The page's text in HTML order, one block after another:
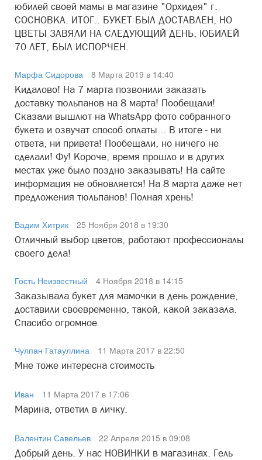
юбилей своей мамы в магазине "Орхидея" г.
СОСНОВКА. ИТОГ.. БУКЕТ БЫЛ ДОСТАВЛЕН, НО
ЦВЕТЫ ЗАВЯЛИ НА СЛЕДУЮЩИЙ ДЕНЬ, ЮБИЛЕЙ
70 ЛЕТ, БЫЛ ИСПОРЧЕН.
Марфа Сидорова
8 Марта 2019 в 14:40
Кидалово! На 7 марта позвонили заказать
доставку тюльпанов на 8 марта! Пообещали!
Сказали вышлют на WhatsApp фото собранного
букета и озвучат способ оплаты... В итоге - ни
ответа, ни привета! Пообещали, но ничего не
сделали! Фу! Короче, время прошло и в других
местах уже было поздно заказывать! На сайте
информация не обновляется! На 8 марта даже нет
предложения тюльпанов! Полная хрень!
Вадим Хитрик
25 Ноября 2018 в 19:30
Отличный выбор цветов, работают профессионалы
своего дела!
Гость Неизвестный
4 Ноября 2018 в 14:15
Заказывала букет для мамочки в день рождение,
доставили своевременно, такой, какой заказала.
Спасибо огромное
Чулпан Гатауллина
11 Марта 2017 в 22:50
Мне тоже интересна стоимость
Иван
11 Марта 2017 в 17:06
Марина, ответил в личку.
Валентин Савельев
22 Апреля 2015 в 09:08
Добрый день. У нас НОВИНКИ в магазинах. Гель